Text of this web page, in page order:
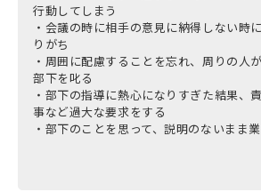
行動してしまう
・会議の時に相手の意見に納得しない時
りがち
・周囲に配慮することを忘れ、周りの人
部下を叱る
・部下の指導に熱心になりすぎた結果、
事など過大な要求をする
・部下のことを思って、説明のないまま